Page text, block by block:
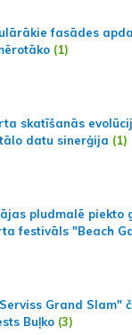
fasādes
(1)
skatīšanās
datu sinerģija (1)
pludmalē piekto
festivāls "Beach
Grand Slam"
Buļko (3)